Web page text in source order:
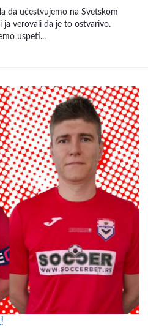
da učestvujemo na Svetskom
ja verovali da je to ostvarivo.
uspeti...